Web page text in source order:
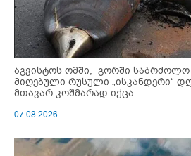
აგვისტოს ომში, გორში
მიღებული რუსული „ისკანდერი“
მთავარ კოშმარად იქცა
07.08.2026